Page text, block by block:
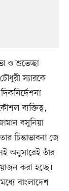
ও শুভেচ্ছা
স্যারকে
ব্যক্তিত্ব,
বসুনিয়া
চিন্তাভাবনা জে
অনুসারেই তাঁর
করা হচ্ছে।
বাংলাদেশ